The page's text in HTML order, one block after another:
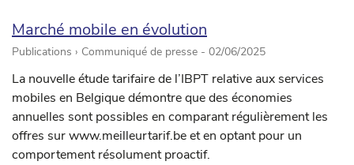
Marché mobile en évolution
Publications › Communiqué de presse - 02/06/2025
La nouvelle étude tarifaire de l’IBPT relative aux services
mobiles en Belgique démontre que des économies
annuelles sont possibles en comparant régulièrement les
offres sur www.meilleurtarif.be et en optant pour un
comportement résolument proactif.